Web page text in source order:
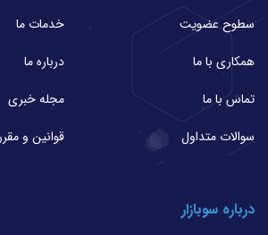
سطوح عضویت
خدمات ما
همکاری با ما
درباره ما
تماس با ما
مجله خبری
سوالات متداول
قوانین و
درباره سوبازار